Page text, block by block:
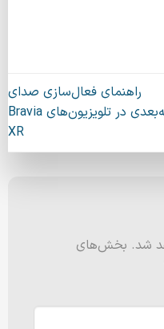
راهنمای فعال‌سازی صدای
سه‌بعدی در تلویزیون‌های Bravia
XR
شد. بخش‌های